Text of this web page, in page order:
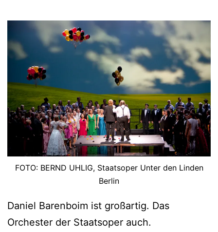
FOTO: BERND UHLIG, Staatsoper Unter den Linden
Berlin
Daniel Barenboim ist großartig. Das
Orchester der Staatsoper auch.